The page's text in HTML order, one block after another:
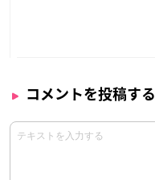
コメントを投稿する